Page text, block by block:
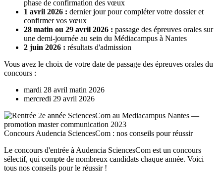
phase de confirmation des vœux
1 avril 2026 : dernier jour pour compléter votre dossier et
confirmer vos vœux
28 matin ou 29 avril 2026 : passage des épreuves orales sur
une demi-journée au sein du Médiacampus à Nantes
2 juin 2026 : résultats d'admission
Vous avez le choix de votre date de passage des épreuves orales du
concours :
mardi 28 avril matin 2026
mercredi 29 avril 2026
Concours Audencia SciencesCom : nos conseils pour réussir
Le concours d'entrée à Audencia SciencesCom est un concours
sélectif, qui compte de nombreux candidats chaque année. Voici
tous nos conseils pour le réussir !